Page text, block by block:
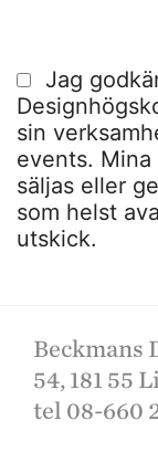
Jag
sin
events.
säljas eller
som helst
utskick.
Beckmans
54, 181 55
tel 08-660